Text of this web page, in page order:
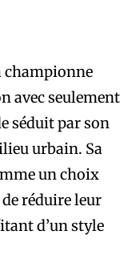
championne
avec seulement
séduit par son
urbain. Sa
un choix
réduire leur
d’un style